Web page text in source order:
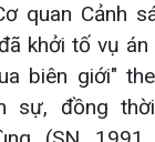
quan Cảnh
khởi tố vụ án
biên giới"
sự, đồng